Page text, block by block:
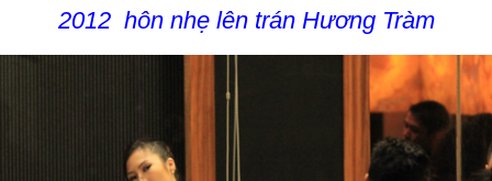
2012 hôn nhẹ lên trán Hương Tràm